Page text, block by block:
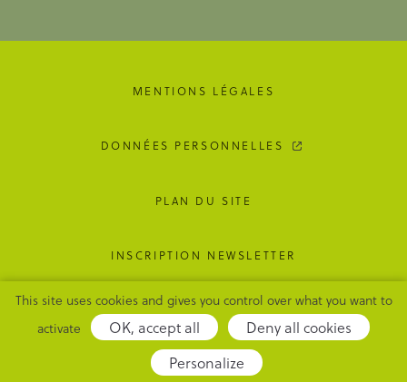
MENTIONS LÉGALES
DONNÉES PERSONNELLES
PLAN DU SITE
INSCRIPTION NEWSLETTER
GESTION DES COOKIES
Adipso,
agence
This site uses cookies and gives you control over what you want to
activate
OK, accept all
Deny all cookies
Personalize